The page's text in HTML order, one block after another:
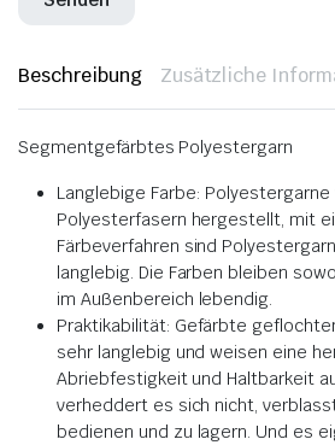
Beschreibung Zusätzliche
Segmentgefärbtes Polyestergarn
Langlebige Farbe:
Polyesterfasern hergestellt, mit
Färbeverfahren sind
langlebig. Die Farben bleiben
im Außenbereich lebendig.
Praktikabilität: Gefärbte
sehr langlebig und weisen eine
Abriebfestigkeit und Haltbarkeit
verheddert es sich nicht,
bedienen und zu lagern. Und es